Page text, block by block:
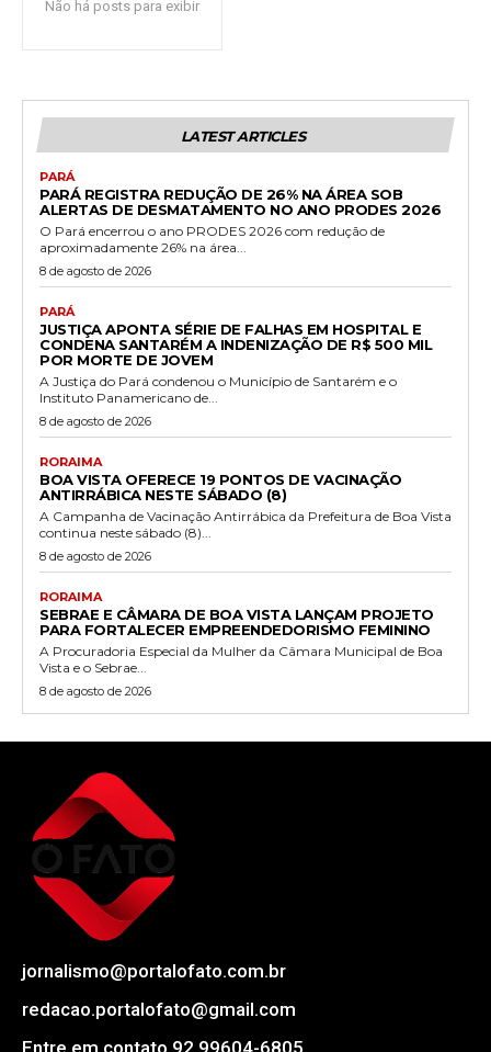
Não há posts para exibir
LATEST ARTICLES
PARÁ
PARÁ REGISTRA REDUÇÃO DE 26% NA ÁREA SOB
ALERTAS DE DESMATAMENTO NO ANO PRODES 2026
O Pará encerrou o ano PRODES 2026 com redução de
aproximadamente 26% na área...
8 de agosto de 2026
PARÁ
JUSTIÇA APONTA SÉRIE DE FALHAS EM HOSPITAL E
CONDENA SANTARÉM A INDENIZAÇÃO DE R$ 500 MIL
POR MORTE DE JOVEM
A Justiça do Pará condenou o Município de Santarém e o
Instituto Panamericano de...
8 de agosto de 2026
RORAIMA
BOA VISTA OFERECE 19 PONTOS DE VACINAÇÃO
ANTIRRÁBICA NESTE SÁBADO (8)
A Campanha de Vacinação Antirrábica da Prefeitura de Boa Vista
continua neste sábado (8)...
8 de agosto de 2026
RORAIMA
SEBRAE E CÂMARA DE BOA VISTA LANÇAM PROJETO
PARA FORTALECER EMPREENDEDORISMO FEMININO
A Procuradoria Especial da Mulher da Câmara Municipal de Boa
Vista e o Sebrae...
8 de agosto de 2026
jornalismo@portalofato.com.br
redacao.portalofato@gmail.com